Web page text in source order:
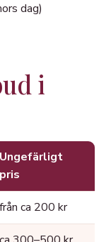
dag)
i
Ungefärligt
pris
från ca 200 kr